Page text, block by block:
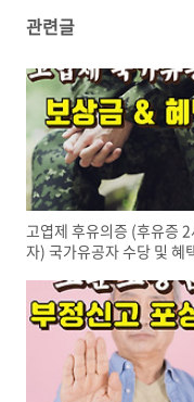
관련글
고엽제 후유의증 (후유증
자) 국가유공자 수당 및 혜